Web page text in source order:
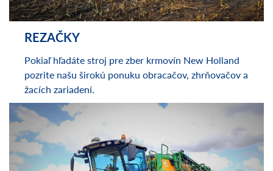
Pokiaľ hľadáte stroj pre zber krmovín New Holland
pozrite našu širokú ponuku obracačov, zhrňovačov a
žacích zariadení.